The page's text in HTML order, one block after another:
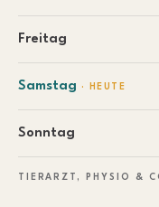
Freitag
Samstag
Sonntag
TIERARZT, PHYSIO &